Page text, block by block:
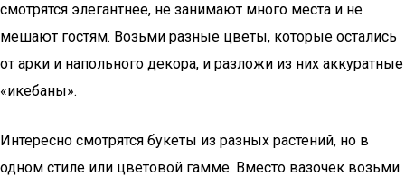
смотрятся элегантнее, не занимают много места и не
мешают гостям. Возьми разные цветы, которые остались
от арки и напольного декора, и разложи из них аккуратные
«икебаны».
Интересно смотрятся букеты из разных растений, но в
одном стиле или цветовой гамме. Вместо вазочек возьми